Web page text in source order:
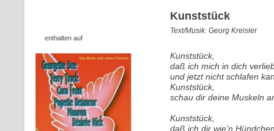
enthalten auf
Kunststück
Text/Musik: Georg Kreisler
Kunststück,
daß ich mich in dich
und jetzt nicht schlafen
Kunststück,
schau dir deine Muskeln
Kunststück,
daß ich dir wie'n